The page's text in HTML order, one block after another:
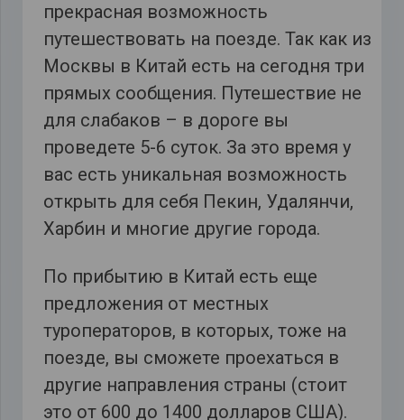
прекрасная возможность
путешествовать на поезде. Так как из
Москвы в Китай есть на сегодня три
прямых сообщения. Путешествие не
для слабаков – в дороге вы
проведете 5-6 суток. За это время у
вас есть уникальная возможность
открыть для себя Пекин, Удалянчи,
Харбин и многие другие города.
По прибытию в Китай есть еще
предложения от местных
туроператоров, в которых, тоже на
поезде, вы сможете проехаться в
другие направления страны (стоит
это от 600 до 1400 долларов США).